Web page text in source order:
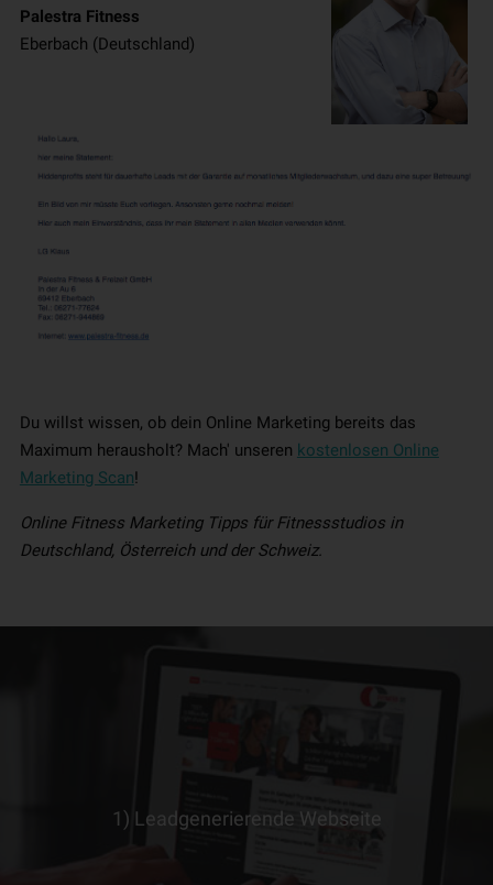
Palestra Fitness
Eberbach (Deutschland)
Du willst wissen, ob dein Online Marketing bereits das
Maximum herausholt? Mach' unseren kostenlosen Online
Marketing Scan!
Online Fitness Marketing Tipps für Fitnessstudios in
Deutschland, Österreich und der Schweiz.​
1) Leadgenerierende Webseite
> ERFAHRE MEHR